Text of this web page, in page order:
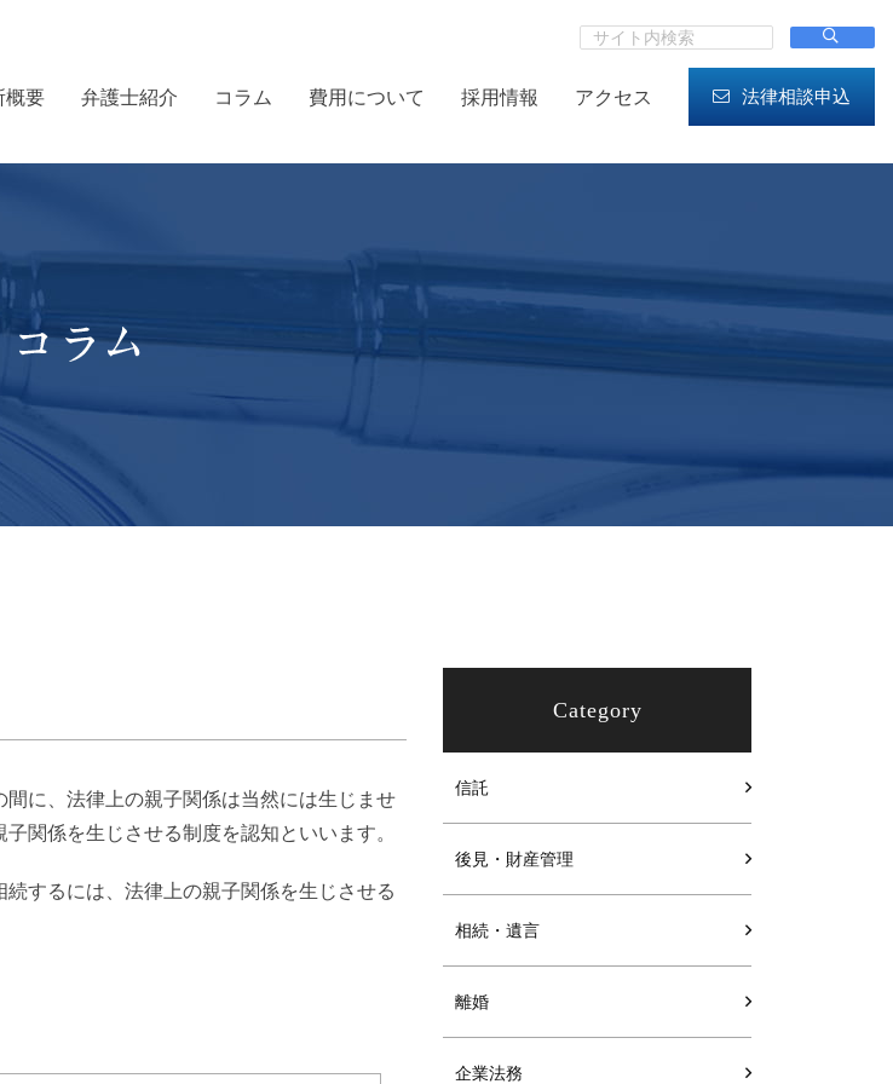
概要 弁護士紹介 コラム 費用について 採用情報 アクセス 法律相談申込
に、法律上の親子関係は当然には生じませ
関係を生じさせる制度を認知といいます。
するには、法律上の親子関係を生じさせる
Category
信託
後見・財産管理
相続・遺言
離婚
企業法務